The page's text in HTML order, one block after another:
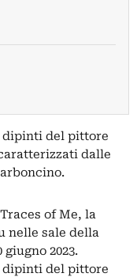
dipinti del pittore
dalle
of Me, la
nelle sale della
2023.
dipinti del pittore